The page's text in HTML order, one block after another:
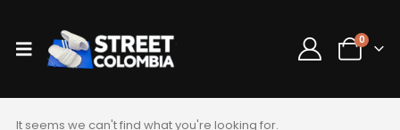
0
It seems we can't find what you're looking for.